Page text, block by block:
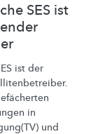
SES ist
ist der
in
und